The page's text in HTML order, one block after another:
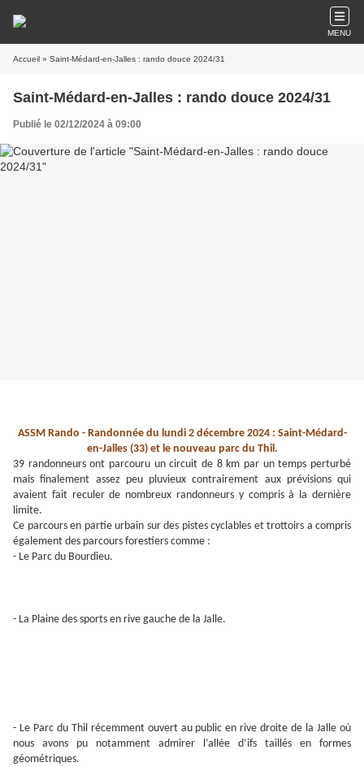
MENU
Accueil » Saint-Médard-en-Jalles : rando douce 2024/31
Saint-Médard-en-Jalles : rando douce 2024/31
Publié le 02/12/2024 à 09:00
ASSM Rando - Randonnée du lundi 2 décembre 2024 : Saint-Médard-
en-Jalles (33) et le nouveau parc du Thil.
39 randonneurs ont parcouru un circuit de 8 km par un temps perturbé
mais finalement assez peu pluvieux contrairement aux prévisions qui
avaient fait reculer de nombreux randonneurs y compris à la dernière
limite.
Ce parcours en partie urbain sur des pistes cyclables et trottoirs a compris
également des parcours forestiers comme :
- Le Parc du Bourdieu.
- La Plaine des sports en rive gauche de la Jalle.
- Le Parc du Thil récemment ouvert au public en rive droite de la Jalle où
nous avons pu notamment admirer l’allée d’ifs taillés en formes
géométriques.